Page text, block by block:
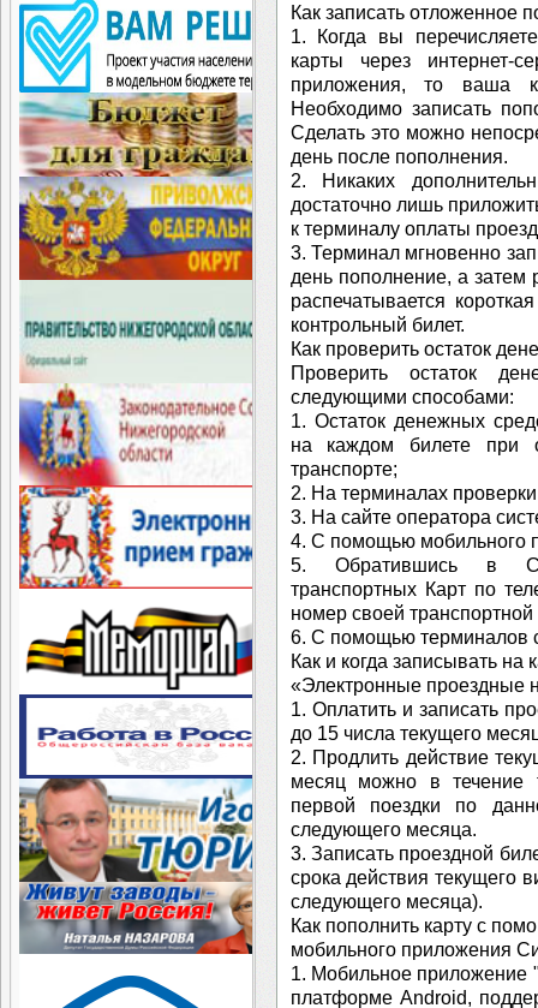
Как записать отложенное
1. Когда вы
карты через интернет-
приложения, то ваша
Необходимо записать
Сделать это можно
день после пополнения.
2. Никаких
достаточно лишь
к терминалу оплаты
3. Терминал мгновенно
день пополнение, а затем
распечатывается
контрольный билет.
Как проверить остаток
Проверить остаток
следующими способами:
1. Остаток денежных
на каждом билете при
транспорте;
2. На терминалах
3. На сайте оператора
4. С помощью мобильного
5. Обратившись в
транспортных Карт по
номер своей транспортной
6. С помощью терминалов
Как и когда записывать на
«Электронные проездные
1. Оплатить и записать
до 15 числа текущего
2. Продлить действие
месяц можно в течение
первой поездки по
следующего месяца.
3. Записать проездной
срока действия текущего
следующего месяца).
Как пополнить карту с
мобильного приложения
1. Мобильное приложение
платформе Android,